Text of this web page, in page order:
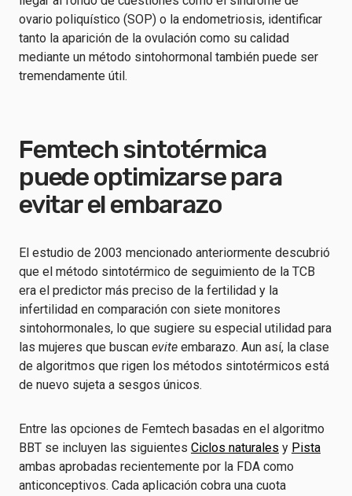
ovario poliquístico (SOP) o la endometriosis, identificar
tanto la aparición de la ovulación como su calidad
mediante un método sintohormonal también puede ser
tremendamente útil.
Femtech sintotérmica
puede optimizarse para
evitar el embarazo
El estudio de 2003 mencionado anteriormente descubrió
que el método sintotérmico de seguimiento de la TCB
era el predictor más preciso de la fertilidad y la
infertilidad en comparación con siete monitores
sintohormonales, lo que sugiere su especial utilidad para
las mujeres que buscan evite embarazo. Aun así, la clase
de algoritmos que rigen los métodos sintotérmicos está
de nuevo sujeta a sesgos únicos.
Entre las opciones de Femtech basadas en el algoritmo
BBT se incluyen las siguientes Ciclos naturales y Pista
ambas aprobadas recientemente por la FDA como
anticonceptivos. Cada aplicación cobra una cuota